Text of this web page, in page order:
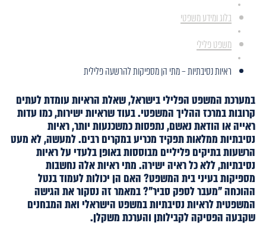
בלוג ומידע משפטי
משפט פלילי
ראיות נסיבתיות – מתי הן מספיקות להרשעה פלילית
במערכת המשפט הפלילי בישראל, שאלת הראיות עומדת לעתים
קרובות במרכז ההליך המשפטי. בעוד שראיות ישירות, כמו עדות
ראייה או הודאת נאשם, נתפסות כמשכנעות יותר, ראיות
נסיבתיות ממלאות תפקיד מכריע במקרים רבים. למעשה, לא מעט
הרשעות בתיקים פליליים מבוססות באופן בלעדי על ראיות
נסיבתיות, ללא כל ראיה ישירה. מתי ראיות אלה נחשבות
מספיקות בעיני בית המשפט? האם הן יכולות לעמוד בנטל
ההוכחה "מעבר לספק סביר"? במאמר זה נסקור את הגישה
המשפטית לראיות נסיבתיות במשפט הישראלי ואת המבחנים
שקבעה הפסיקה לקבילותן והערכת משקלן.